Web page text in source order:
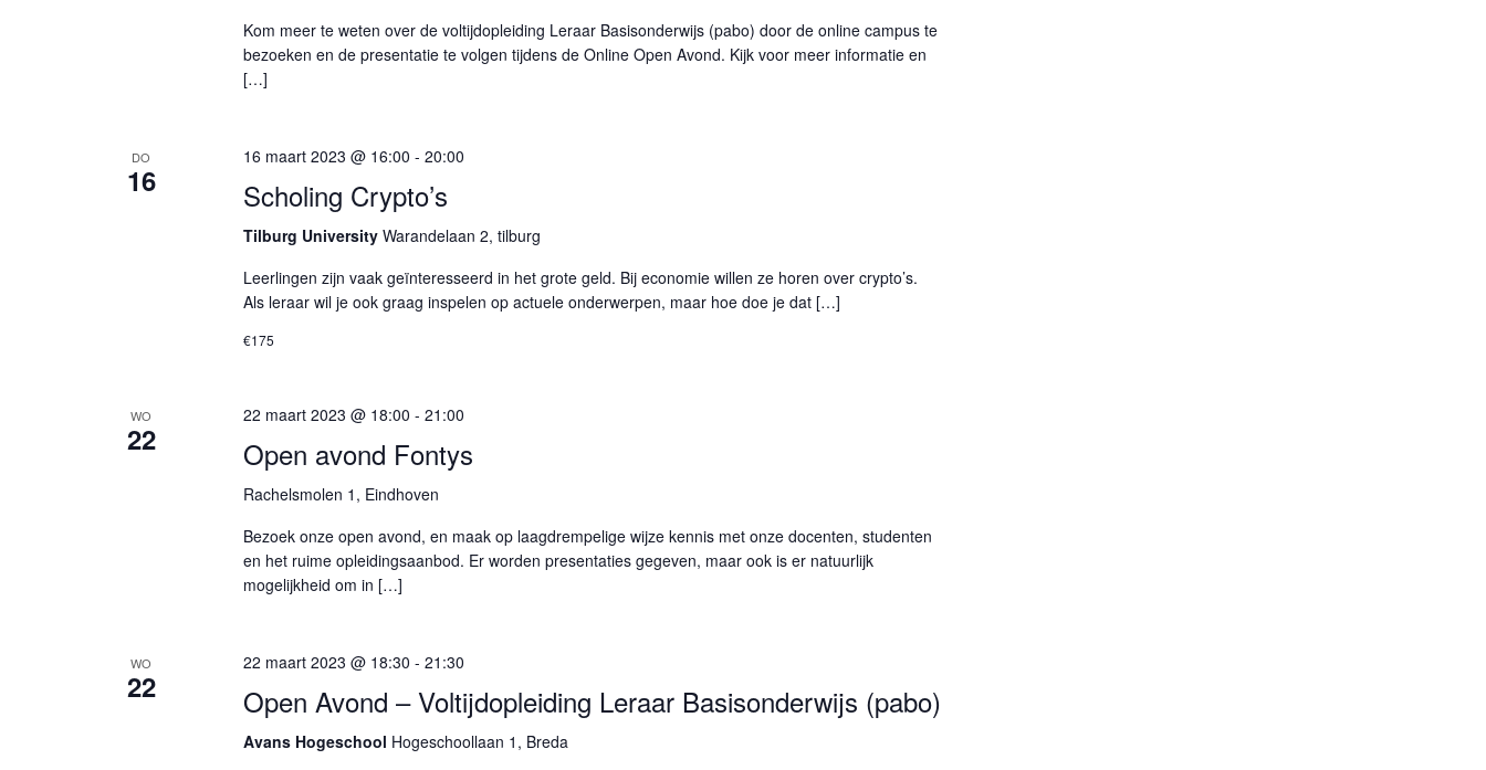
Kom meer te weten over de voltijdopleiding Leraar Basisonderwijs (pabo) door de online campus te
bezoeken en de presentatie te volgen tijdens de Online Open Avond. Kijk voor meer informatie en
[…]
DO
16
16 maart 2023 @ 16:00 - 20:00
Scholing Crypto’s
Tilburg University Warandelaan 2, tilburg
Leerlingen zijn vaak geïnteresseerd in het grote geld. Bij economie willen ze horen over crypto’s.
Als leraar wil je ook graag inspelen op actuele onderwerpen, maar hoe doe je dat […]
€175
WO
22
22 maart 2023 @ 18:00 - 21:00
Open avond Fontys
Rachelsmolen 1, Eindhoven
Bezoek onze open avond, en maak op laagdrempelige wijze kennis met onze docenten, studenten
en het ruime opleidingsaanbod. Er worden presentaties gegeven, maar ook is er natuurlijk
mogelijkheid om in […]
WO
22
22 maart 2023 @ 18:30 - 21:30
Open Avond – Voltijdopleiding Leraar Basisonderwijs (pabo)
Avans Hogeschool Hogeschoollaan 1, Breda